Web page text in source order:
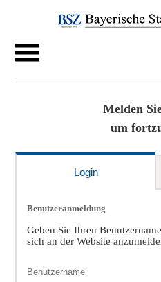
Melden
um
Login
Benutzeranmeldung
Geben Sie Ihren
sich an der Website